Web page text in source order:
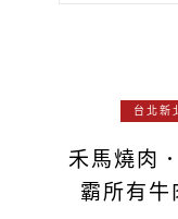
台北新
禾馬燒肉
霸所有牛